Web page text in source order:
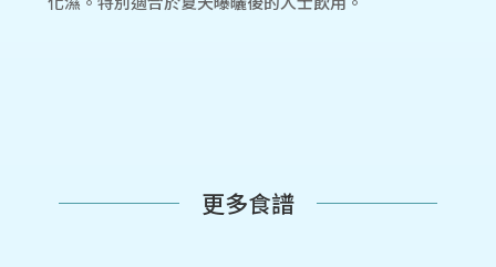
更多食譜